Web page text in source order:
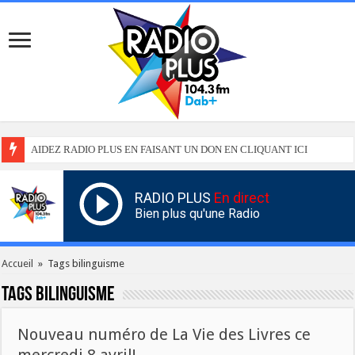
AIDEZ RADIO PLUS EN FAISANT UN DON EN CLIQUANT ICI
RADIO PLUS En direct
Bien plus qu'une Radio
Accueil » Tags bilinguisme
Tags bilinguisme
Nouveau numéro de La Vie des Livres ce